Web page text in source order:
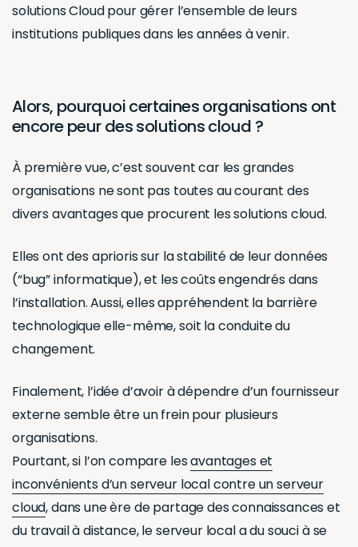
solutions Cloud pour gérer l’ensemble de leurs
institutions publiques dans les années à venir.
Alors, pourquoi certaines organisations ont
encore peur des solutions cloud ?
À première vue, c’est souvent car les grandes
organisations ne sont pas toutes au courant des
divers avantages que procurent les solutions cloud.
Elles ont des aprioris sur la stabilité de leur données
(“bug” informatique), et les coûts engendrés dans
l’installation. Aussi, elles appréhendent la barrière
technologique elle-même, soit la conduite du
changement.
Finalement, l’idée d’avoir à dépendre d’un fournisseur
externe semble être un frein pour plusieurs
organisations.
Pourtant, si l’on compare lesavantages et
inconvénients d’un serveur local contre un serveur
cloud, dans une ère de partage des connaissances et
du travail à distance, le serveur local a du souci à se